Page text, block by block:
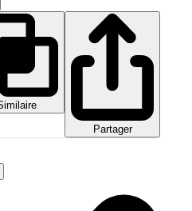
Partager